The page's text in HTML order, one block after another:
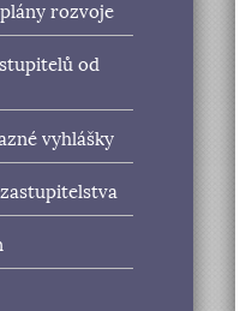
rozvoje
od
vyhlášky